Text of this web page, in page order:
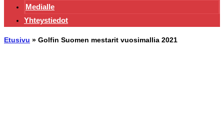
Medialle
Yhteystiedot
Etusivu » Golfin Suomen mestarit vuosimallia 2021